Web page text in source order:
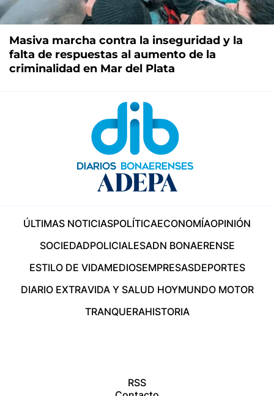
Masiva marcha contra la inseguridad y la
falta de respuestas al aumento de la
criminalidad en Mar del Plata
ÚLTIMAS NOTICIASPOLÍTICAECONOMÍAOPINIÓN
SOCIEDADPOLICIALESADN BONAERENSE
ESTILO DE VIDAMEDIOSEMPRESASDEPORTES
DIARIO EXTRAVIDA Y SALUD HOYMUNDO MOTOR
TRANQUERAHISTORIA
RSS